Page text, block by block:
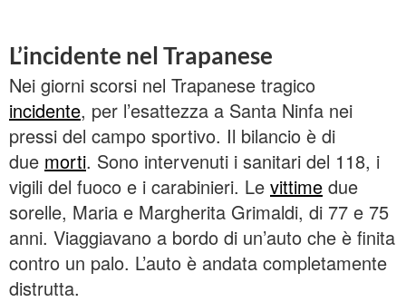
L’incidente nel Trapanese
Nei giorni scorsi nel Trapanese tragico
incidente, per l’esattezza a Santa Ninfa nei
pressi del campo sportivo. Il bilancio è di
due morti. Sono intervenuti i sanitari del 118, i
vigili del fuoco e i carabinieri. Le vittime due
sorelle, Maria e Margherita Grimaldi, di 77 e 75
anni. Viaggiavano a bordo di un’auto che è finita
contro un palo. L’auto è andata completamente
distrutta.